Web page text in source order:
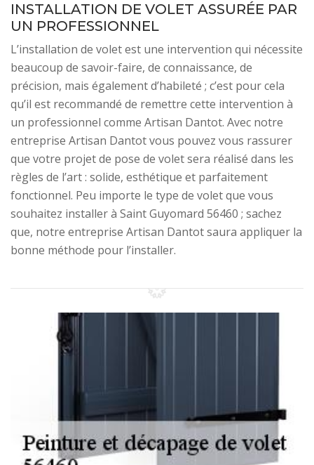
INSTALLATION DE VOLET ASSURÉE PAR
UN PROFESSIONNEL
L’installation de volet est une intervention qui nécessite
beaucoup de savoir-faire, de connaissance, de
précision, mais également d’habileté ; c’est pour cela
qu’il est recommandé de remettre cette intervention à
un professionnel comme Artisan Dantot. Avec notre
entreprise Artisan Dantot vous pouvez vous rassurer
que votre projet de pose de volet sera réalisé dans les
règles de l’art : solide, esthétique et parfaitement
fonctionnel. Peu importe le type de volet que vous
souhaitez installer à Saint Guyomard 56460 ; sachez
que, notre entreprise Artisan Dantot saura appliquer la
bonne méthode pour l’installer.